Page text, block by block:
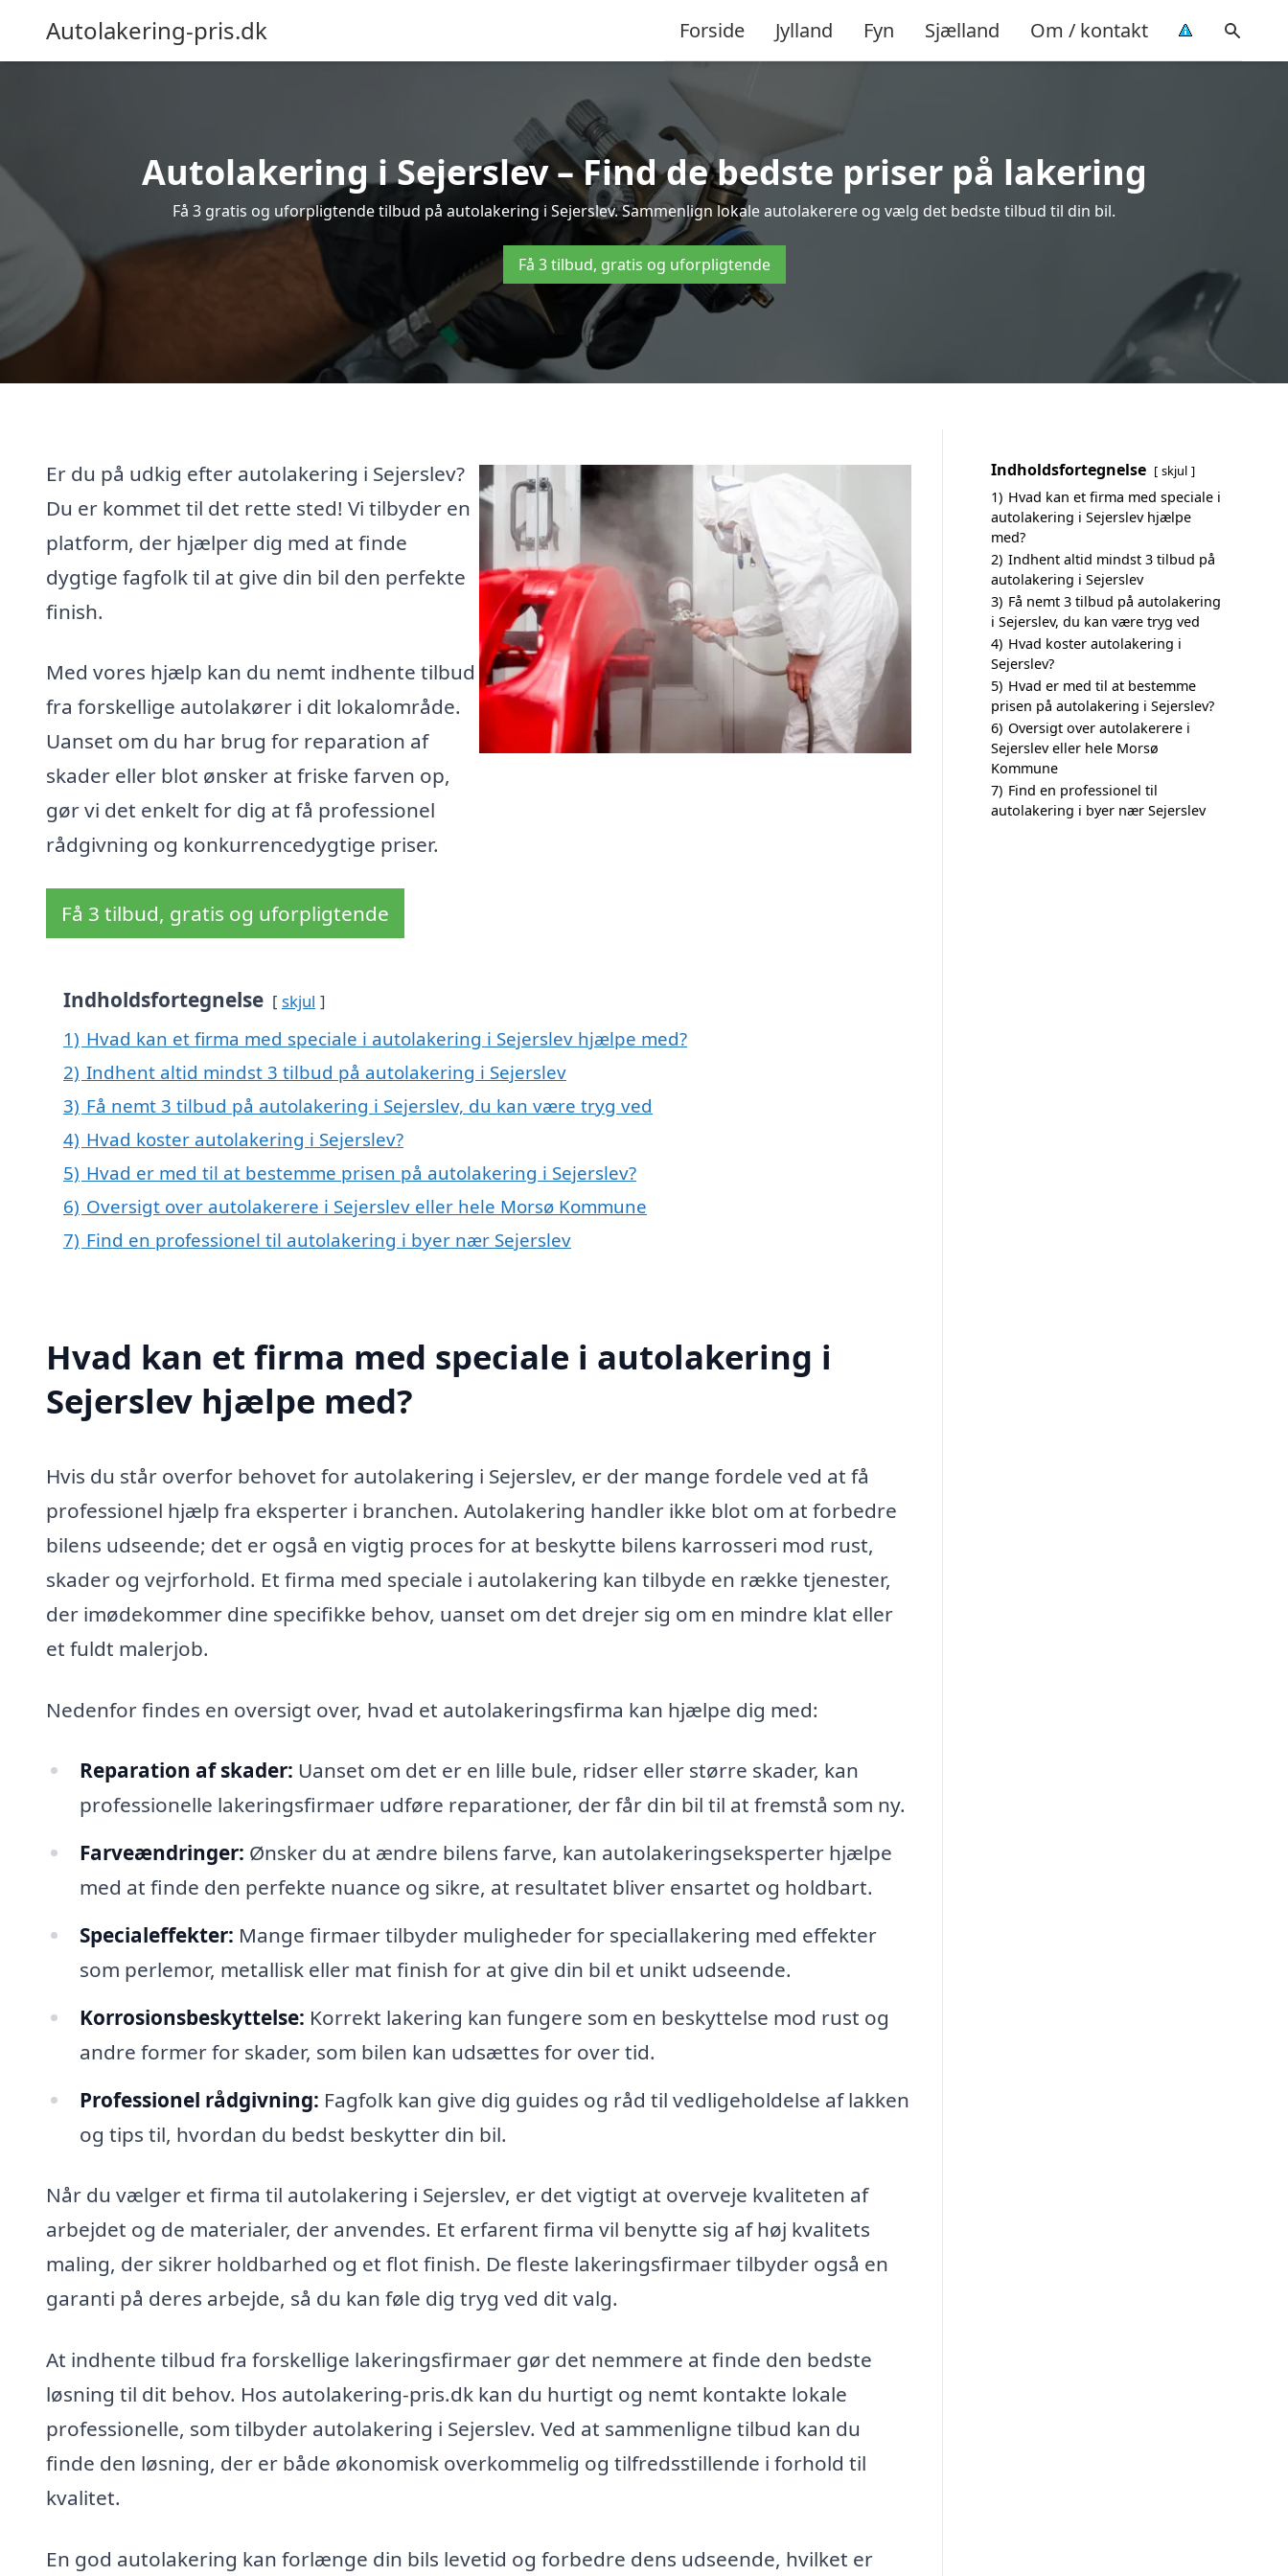
Autolakering-pris.dk Forside Jylland Fyn Sjælland Om / kontakt
Autolakering i Sejerslev – Find de bedste priser på lakering
Få 3 gratis og uforpligtende tilbud på autolakering i Sejerslev. Sammenlign lokale autolakerere og vælg det bedste tilbud til din bil.
Få 3 tilbud, gratis og uforpligtende
Er du på udkig efter autolakering i Sejerslev?
Du er kommet til det rette sted! Vi tilbyder en
platform, der hjælper dig med at finde
dygtige fagfolk til at give din bil den perfekte
finish.
Med vores hjælp kan du nemt indhente tilbud
fra forskellige autolakører i dit lokalområde.
Uanset om du har brug for reparation af
skader eller blot ønsker at friske farven op,
gør vi det enkelt for dig at få professionel
rådgivning og konkurrencedygtige priser.
Få 3 tilbud, gratis og uforpligtende
Indholdsfortegnelse skjul
1) Hvad kan et firma med speciale i autolakering i Sejerslev hjælpe med?
2) Indhent altid mindst 3 tilbud på autolakering i Sejerslev
3) Få nemt 3 tilbud på autolakering i Sejerslev, du kan være tryg ved
4) Hvad koster autolakering i Sejerslev?
5) Hvad er med til at bestemme prisen på autolakering i Sejerslev?
6) Oversigt over autolakerere i Sejerslev eller hele Morsø Kommune
7) Find en professionel til autolakering i byer nær Sejerslev
Hvad kan et firma med speciale i autolakering i
Sejerslev hjælpe med?
Hvis du står overfor behovet for autolakering i Sejerslev, er der mange fordele ved at få
professionel hjælp fra eksperter i branchen. Autolakering handler ikke blot om at forbedre
bilens udseende; det er også en vigtig proces for at beskytte bilens karrosseri mod rust,
skader og vejrforhold. Et firma med speciale i autolakering kan tilbyde en række tjenester,
der imødekommer dine specifikke behov, uanset om det drejer sig om en mindre klat eller
et fuldt malerjob.
Nedenfor findes en oversigt over, hvad et autolakeringsfirma kan hjælpe dig med:
Reparation af skader: Uanset om det er en lille bule, ridser eller større skader, kan
professionelle lakeringsfirmaer udføre reparationer, der får din bil til at fremstå som ny.
Farveændringer: Ønsker du at ændre bilens farve, kan autolakeringseksperter hjælpe
med at finde den perfekte nuance og sikre, at resultatet bliver ensartet og holdbart.
Specialeffekter: Mange firmaer tilbyder muligheder for speciallakering med effekter
som perlemor, metallisk eller mat finish for at give din bil et unikt udseende.
Korrosionsbeskyttelse: Korrekt lakering kan fungere som en beskyttelse mod rust og
andre former for skader, som bilen kan udsættes for over tid.
Professionel rådgivning: Fagfolk kan give dig guides og råd til vedligeholdelse af lakken
og tips til, hvordan du bedst beskytter din bil.
Når du vælger et firma til autolakering i Sejerslev, er det vigtigt at overveje kvaliteten af
arbejdet og de materialer, der anvendes. Et erfarent firma vil benytte sig af høj kvalitets
maling, der sikrer holdbarhed og et flot finish. De fleste lakeringsfirmaer tilbyder også en
garanti på deres arbejde, så du kan føle dig tryg ved dit valg.
At indhente tilbud fra forskellige lakeringsfirmaer gør det nemmere at finde den bedste
løsning til dit behov. Hos autolakering-pris.dk kan du hurtigt og nemt kontakte lokale
professionelle, som tilbyder autolakering i Sejerslev. Ved at sammenligne tilbud kan du
finde den løsning, der er både økonomisk overkommelig og tilfredsstillende i forhold til
kvalitet.
En god autolakering kan forlænge din bils levetid og forbedre dens udseende, hvilket er
Indholdsfortegnelse skjul
1) Hvad kan et firma med speciale i
autolakering i Sejerslev hjælpe
med?
2) Indhent altid mindst 3 tilbud på
autolakering i Sejerslev
3) Få nemt 3 tilbud på autolakering
i Sejerslev, du kan være tryg ved
4) Hvad koster autolakering i
Sejerslev?
5) Hvad er med til at bestemme
prisen på autolakering i Sejerslev?
6) Oversigt over autolakerere i
Sejerslev eller hele Morsø
Kommune
7) Find en professionel til
autolakering i byer nær Sejerslev